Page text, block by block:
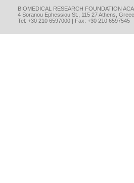
BIOMEDICAL RESEARCH FOUNDATION
4 Soranou Ephessiou St., 115 27 Athens,
Tel: +30 210 6597000 | Fax: +30 210 6597545